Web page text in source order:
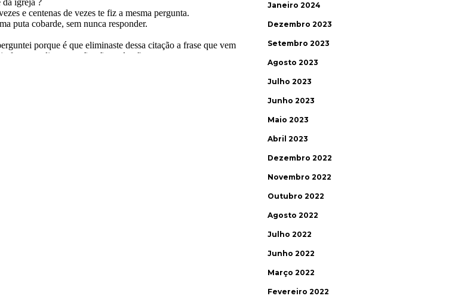
Janeiro 2024
Dezembro 2023
Setembro 2023
Agosto 2023
Julho 2023
Junho 2023
Maio 2023
Abril 2023
Dezembro 2022
Novembro 2022
Outubro 2022
Agosto 2022
Julho 2022
Junho 2022
Março 2022
Fevereiro 2022